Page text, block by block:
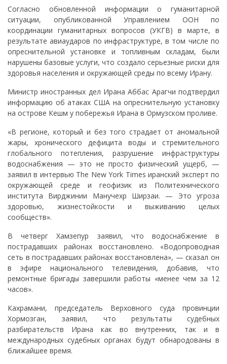
Согласно обновленной информации о гуманитарной
ситуации, опубликованной Управлением ООН по
координации гуманитарных вопросов (УКГВ) в марте, в
результате авиаударов по инфраструктуре, в том числе по
опреснительной установке и топливным складам, были
нарушены базовые услуги, что создало серьезные риски для
здоровья населения и окружающей среды по всему Ирану.
Министр иностранных дел Ирана Аббас Арагчи подтвердил
информацию об атаках США на опреснительную установку
на острове Кешм у побережья Ирана в Ормузском проливе.
«В регионе, который и без того страдает от аномальной
жары, хронического дефицита воды и стремительного
глобального потепления, разрушение инфраструктуры
водоснабжения — это не просто физический ущерб, —
заявил в интервью The New York Times иранский эксперт по
окружающей среде и геофизик из Политехнического
института Вирджинии Манучехр Ширзаи. — Это угроза
здоровью, жизнестойкости и выживанию целых
сообществ».
В четверг Хамзепур заявил, что водоснабжение в
пострадавших районах восстановлено. «Водопроводная
сеть в пострадавших районах восстановлена», — сказал он
в эфире национального телевидения, добавив, что
ремонтные бригады завершили работы «менее чем за 12
часов».
Кахрамани, председатель Верховного суда провинции
Хормозган, заявил, что результаты судебных
разбирательств Ирана как во внутренних, так и в
международных судебных органах будут обнародованы в
ближайшее время.